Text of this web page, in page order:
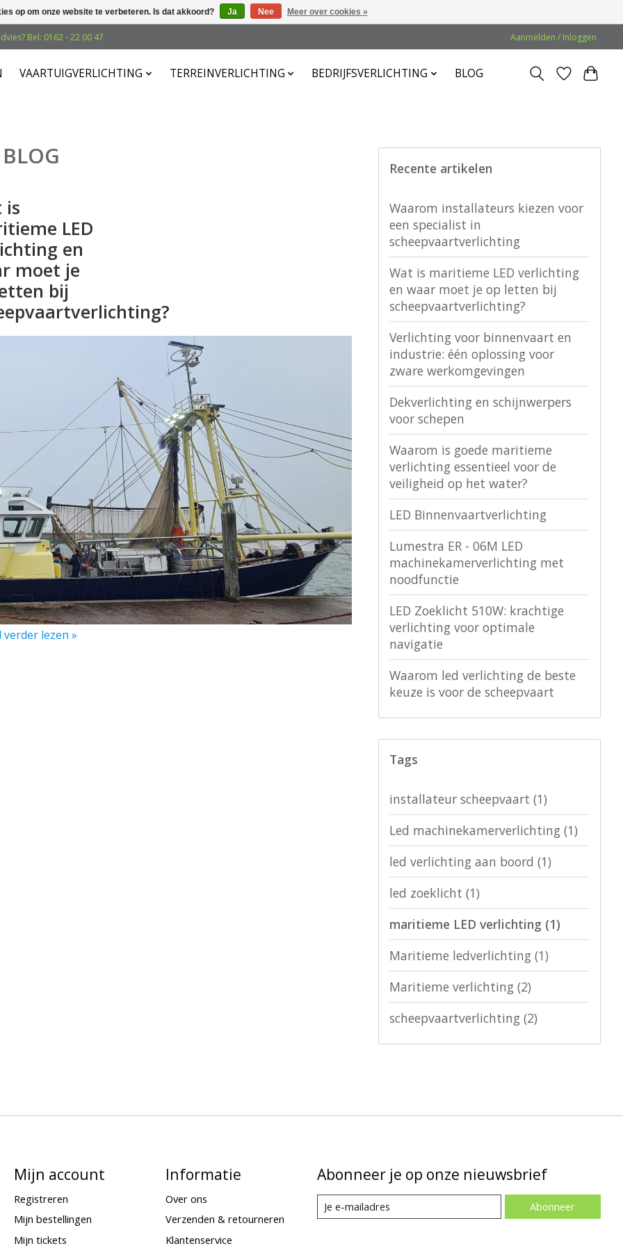
Bel: 0162 - 22 00 47 Aanmelden / Inloggen
VAARTUIGVERLICHTING TERREINVERLICHTING BEDRIJFSVERLICHTING BLOG
BLOG
is
LED
en
moet je
bij
lezen »
Recente artikelen
Waarom installateurs kiezen voor
een specialist in
scheepvaartverlichting
Wat is maritieme LED verlichting
en waar moet je op letten bij
scheepvaartverlichting?
Verlichting voor binnenvaart en
industrie: één oplossing voor
zware werkomgevingen
Dekverlichting en schijnwerpers
voor schepen
Waarom is goede maritieme
verlichting essentieel voor de
veiligheid op het water?
LED Binnenvaartverlichting
Lumestra ER - 06M LED
machinekamerverlichting met
noodfunctie
LED Zoeklicht 510W: krachtige
verlichting voor optimale
navigatie
Waarom led verlichting de beste
keuze is voor de scheepvaart
Tags
installateur scheepvaart (1)
Led machinekamerverlichting (1)
led verlichting aan boord (1)
led zoeklicht (1)
maritieme LED verlichting (1)
Maritieme ledverlichting (1)
Maritieme verlichting (2)
scheepvaartverlichting (2)
Mijn account
Registreren
Mijn bestellingen
Mijn tickets
Informatie
Over ons
Verzenden & retourneren
Klantenservice
Abonneer je op onze nieuwsbrief
Abonneer
op om onze website te verbeteren. Is dat akkoord? Ja Nee Meer over cookies »